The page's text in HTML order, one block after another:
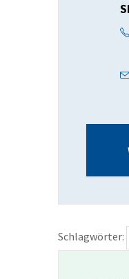
Schlagwörter: